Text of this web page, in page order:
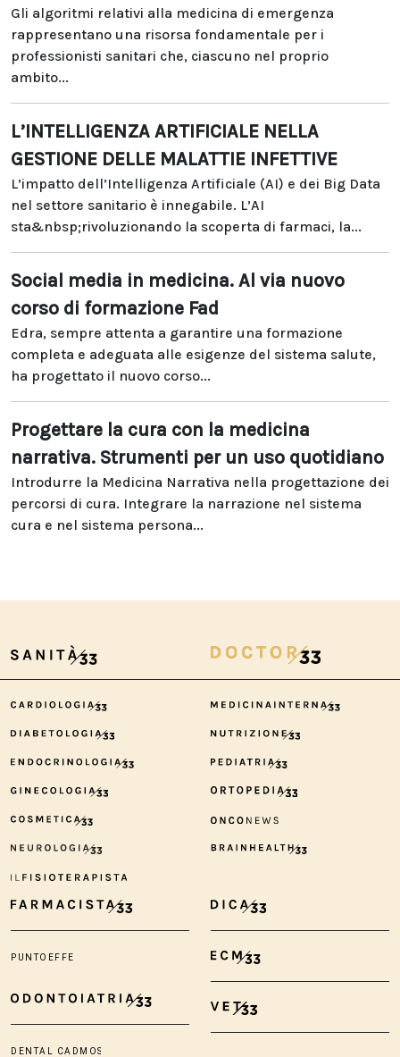
Gli algoritmi relativi alla medicina di emergenza
rappresentano una risorsa fondamentale per i
professionisti sanitari che, ciascuno nel proprio
ambito...
L’INTELLIGENZA ARTIFICIALE NELLA
GESTIONE DELLE MALATTIE INFETTIVE
L’impatto dell’Intelligenza Artificiale (AI) e dei Big Data
nel settore sanitario è innegabile. L’AI
sta&nbsp;rivoluzionando la scoperta di farmaci, la...
Social media in medicina. Al via nuovo
corso di formazione Fad
Edra, sempre attenta a garantire una formazione
completa e adeguata alle esigenze del sistema salute,
ha progettato il nuovo corso...
Progettare la cura con la medicina
narrativa. Strumenti per un uso quotidiano
Introdurre la Medicina Narrativa nella progettazione dei
percorsi di cura. Integrare la narrazione nel sistema
cura e nel sistema persona...